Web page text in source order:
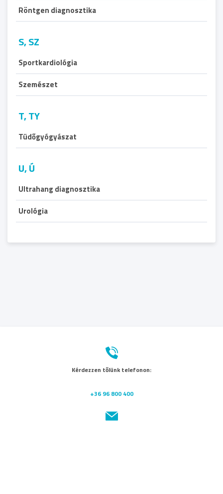
Röntgen diagnosztika
S, SZ
Sportkardiológia
Szemészet
T, TY
Tüdőgyógyászat
U, Ú
Ultrahang diagnosztika
Urológia
Kérdezzen tőlünk telefonon:
+36 96 800 400